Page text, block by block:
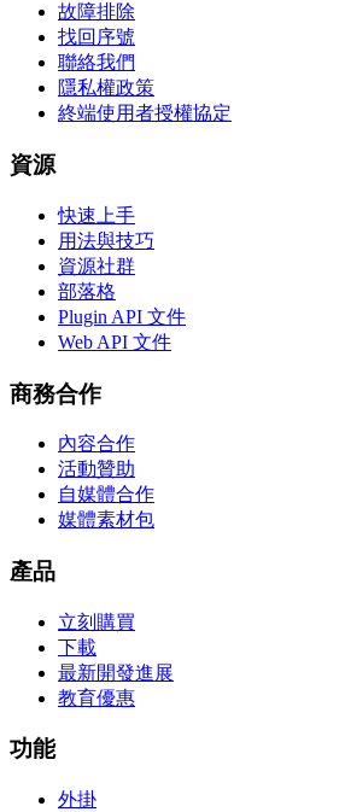
故障排除
找回序號
聯絡我們
隱私權政策
終端使用者授權協定
資源
快速上手
用法與技巧
資源社群
部落格
Plugin API 文件
Web API 文件
商務合作
內容合作
活動贊助
自媒體合作
媒體素材包
產品
立刻購買
下載
最新開發進展
教育優惠
功能
外掛